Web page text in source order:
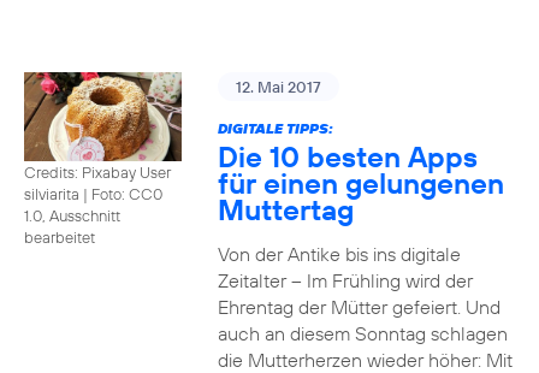
Credits: Pixabay User
silviarita | Foto: CC0
1.0, Ausschnitt
bearbeitet
12. Mai 2017
DIGITALE TIPPS:
Die 10 besten Apps
für einen gelungenen
Muttertag
Von der Antike bis ins digitale
Zeitalter – Im Frühling wird der
Ehrentag der Mütter gefeiert. Und
auch an diesem Sonntag schlagen
die Mutterherzen wieder höher: Mit